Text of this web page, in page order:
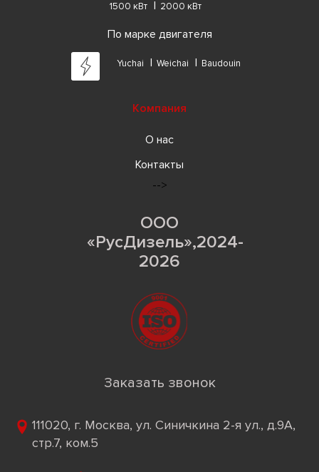
1500 кВт
2000 кВт
По марке двигателя
Yuchai Weichai Baudouin
Компания
О нас
Контакты
-->
ООО
«РусДизель»,2024-
2026
Заказать звонок
111020, г. Москва, ул. Синичкина 2-я ул., д.9А,
стр.7, ком.5